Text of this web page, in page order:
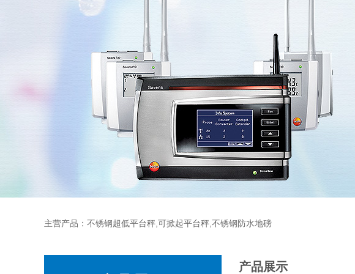
主营产品：不锈钢超低平台秤,可掀起平台秤,不锈钢防水地磅
产品展示